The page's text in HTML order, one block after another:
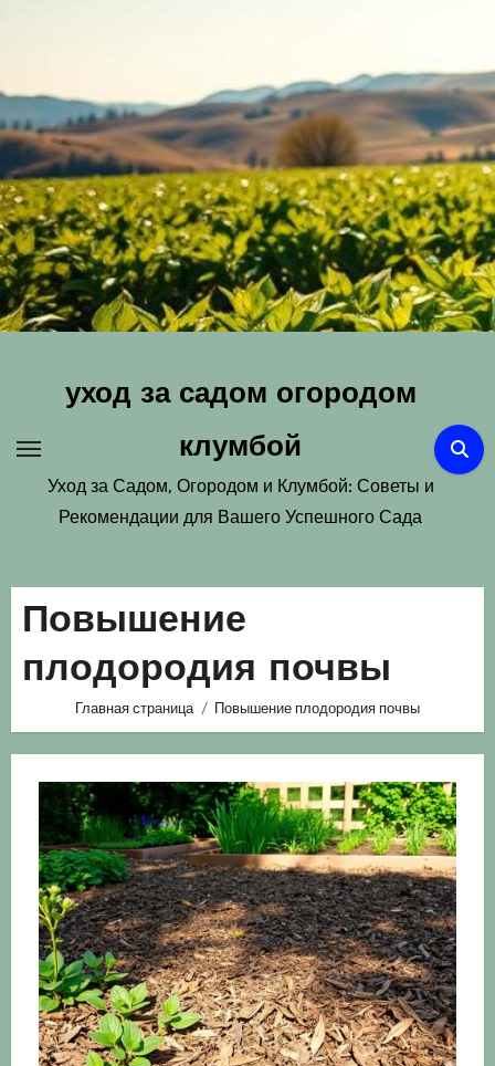
уход за садом огородом
клумбой
Уход за Садом, Огородом и Клумбой: Советы и
Рекомендации для Вашего Успешного Сада
Повышение
плодородия почвы
Главная страница Повышение плодородия почвы